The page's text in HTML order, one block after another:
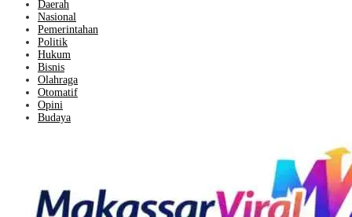
Daerah
Nasional
Pemerintahan
Politik
Hukum
Bisnis
Olahraga
Otomatif
Opini
Budaya